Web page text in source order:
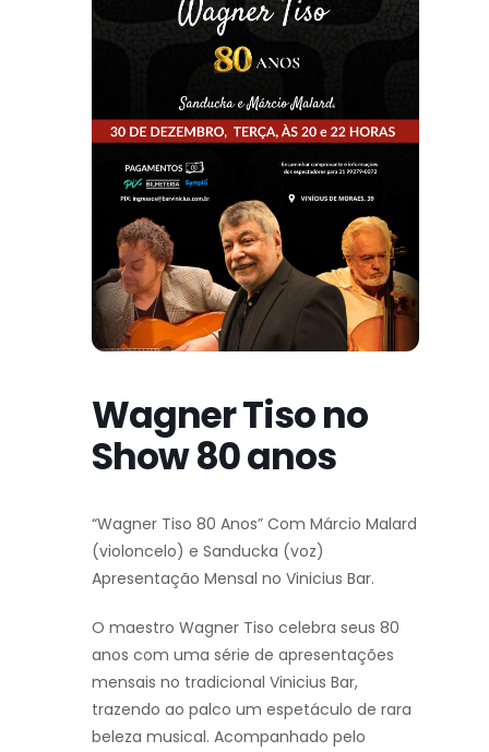
Wagner Tiso no
Show 80 anos
“Wagner Tiso 80 Anos” Com Márcio Malard
(violoncelo) e Sanducka (voz)
Apresentação Mensal no Vinicius Bar.
O maestro Wagner Tiso celebra seus 80
anos com uma série de apresentações
mensais no tradicional Vinicius Bar,
trazendo ao palco um espetáculo de rara
beleza musical. Acompanhado pelo